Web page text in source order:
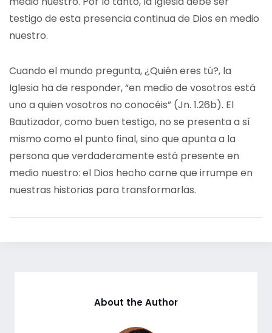
testigo de esta presencia continua de Dios en medio
nuestro.
Cuando el mundo pregunta, ¿Quién eres tú?, la
Iglesia ha de responder, “en medio de vosotros está
uno a quien vosotros no conocéis” (Jn. 1.26b). El
Bautizador, como buen testigo, no se presenta a sí
mismo como el punto final, sino que apunta a la
persona que verdaderamente está presente en
medio nuestro: el Dios hecho carne que irrumpe en
nuestras historias para transformarlas.
About the Author